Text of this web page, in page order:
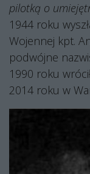
pilotką o
1944 roku
Wojennej kpt.
podwójne
1990 roku
2014 roku w